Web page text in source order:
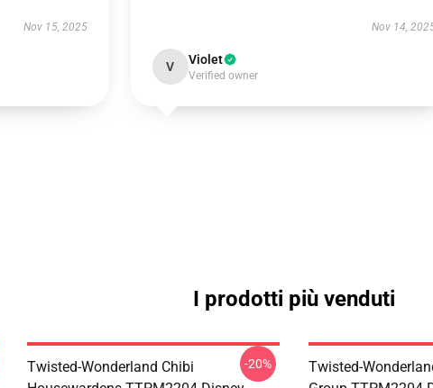
Nov 15, 2025 Nov 14,
V Violet
Verified owner
I prodotti più venduti
Twisted-Wonderland Chibi
-20%
Twisted-